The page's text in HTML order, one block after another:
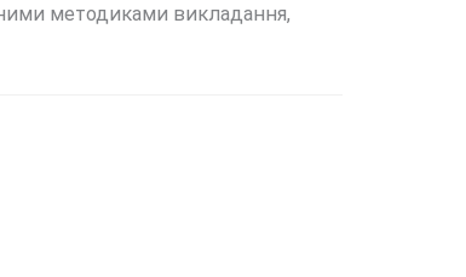
методиками викладання,